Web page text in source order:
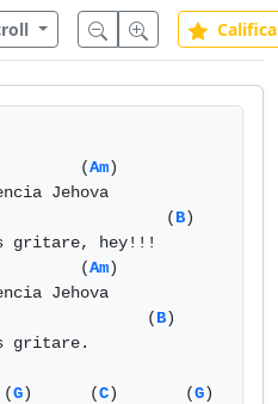
(Am)
Jehova
(B)
gritare, hey!!!
(Am)
Jehova
(B)
gritare.
G)      (C)       (G)